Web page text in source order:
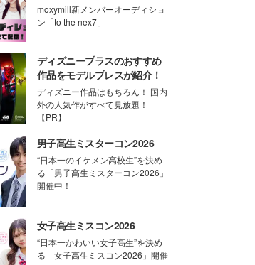
moxymill新メンバーオーディショ
ン「to the nex7」
ディズニープラスのおすすめ
作品をモデルプレスが紹介！
ディズニー作品はもちろん！ 国内
外の人気作がすべて見放題！
【PR】
男子高生ミスターコン2026
“日本一のイケメン高校生”を決め
る「男子高生ミスターコン2026」
開催中！
女子高生ミスコン2026
“日本一かわいい女子高生”を決め
る「女子高生ミスコン2026」開催